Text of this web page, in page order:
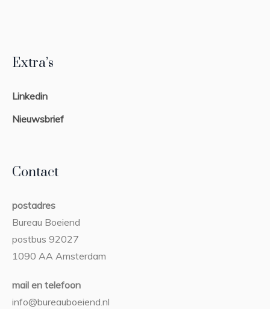
Extra’s
Linkedin
Nieuwsbrief
Contact
postadres
Bureau Boeiend
postbus 92027
1090 AA Amsterdam
mail en telefoon
info@bureauboeiend.nl